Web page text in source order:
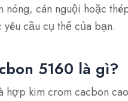
nóng, cán nguội hoặc
cầu cụ thể của bạn.
5160 là gì?
hợp kim crom cacbon